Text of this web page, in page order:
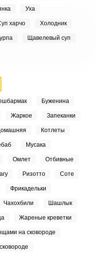
Уха
харчо Холодник
Щавелевый суп
Буженина
Жаркое Запеканки
Котлеты
Мусака
Омлет Отбивные
Ризотто Соте
Фрикадельки
Чахохбили Шашлык
Жареные креветки
на сковороде